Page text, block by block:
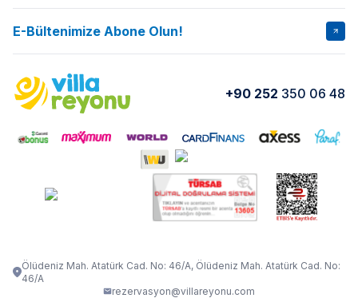
İptal Şartları Banka Hesapları
Kurumsal Blog
Yorumlar Nasıl Kiralarım
VİLLA SALKIM VİLLA SLAY 1
VİLLA OLENNA 1 VİLLA MERT
VILLA ADRIMA 1
VİLLA TİAMO VİLLA ZEYTİN DALI
VILLA ELMALI
E-Bültenimize Abone Olun!
+90 252 350 06 48
Ölüdeniz Mah. Atatürk Cad. No: 46/A, Ölüdeniz Mah. Atatürk Cad. No:
46/A
rezervasyon@villareyonu.com